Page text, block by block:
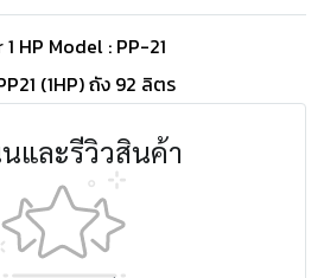
HP Model : PP-21
(1HP) ถัง 92 ลิตร
และรีวิวสินค้า